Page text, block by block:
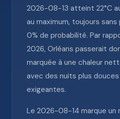
2026-08-13 atteint 22°C
au maximum, toujours
0% de probabilité. Par
2026, Orléans passerait
marquée à une chaleur
avec des nuits plus
exigeantes.
Le 2026-08-14 marque un